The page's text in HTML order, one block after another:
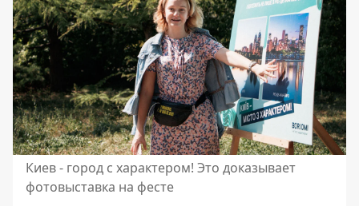
Киев - город с характером! Это доказывает
фотовыставка на фесте